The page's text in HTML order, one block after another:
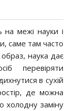
на межі науки і
саме там часто
наука дає
перевіряти
в сухій
де можна
холодну заміну